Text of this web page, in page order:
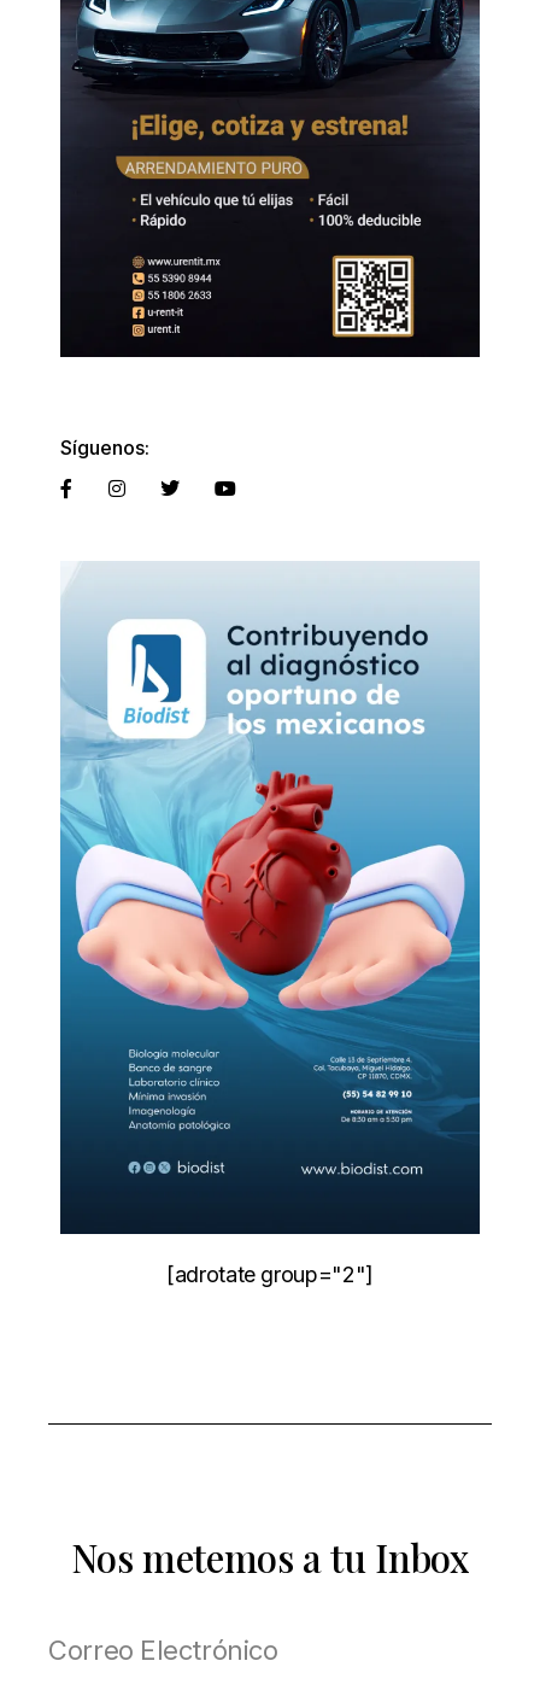
Síguenos:
[adrotate group="2"]
Nos metemos a tu Inbox